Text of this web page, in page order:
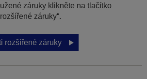
záruky klikněte na tlačítko
záruky“.
rozšířené záruky